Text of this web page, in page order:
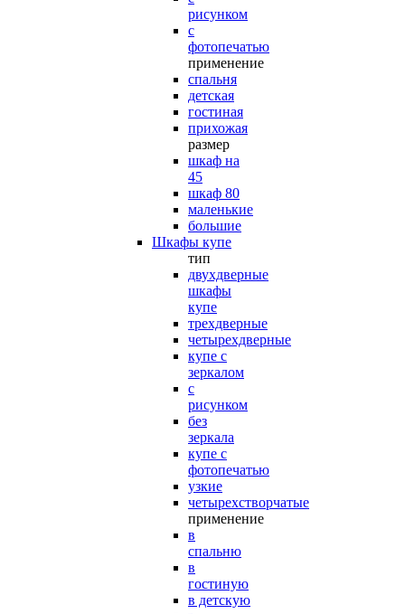
рисунком
с
фотопечатью
применение
спальня
детская
гостиная
прихожая
размер
шкаф на
45
шкаф 80
маленькие
большие
Шкафы купе
тип
двухдверные
шкафы
купе
трехдверные
четырехдверные
купе с
зеркалом
с
рисунком
без
зеркала
купе с
фотопечатью
узкие
четырехстворчатые
применение
в
спальню
в
гостиную
в детскую